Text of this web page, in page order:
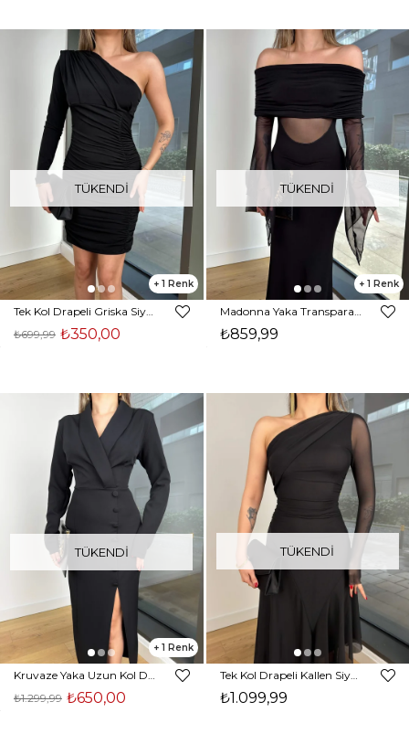
TÜKENDI
1
₺350,00
₺699,99
TÜKENDI
1
₺859,99
TÜKENDI
1
₺650,00
₺1.299,99
TÜKENDI
Tek Kol Drapeli Kallen Siyah Kadın Midi Elbise 25K463
₺1.099,99